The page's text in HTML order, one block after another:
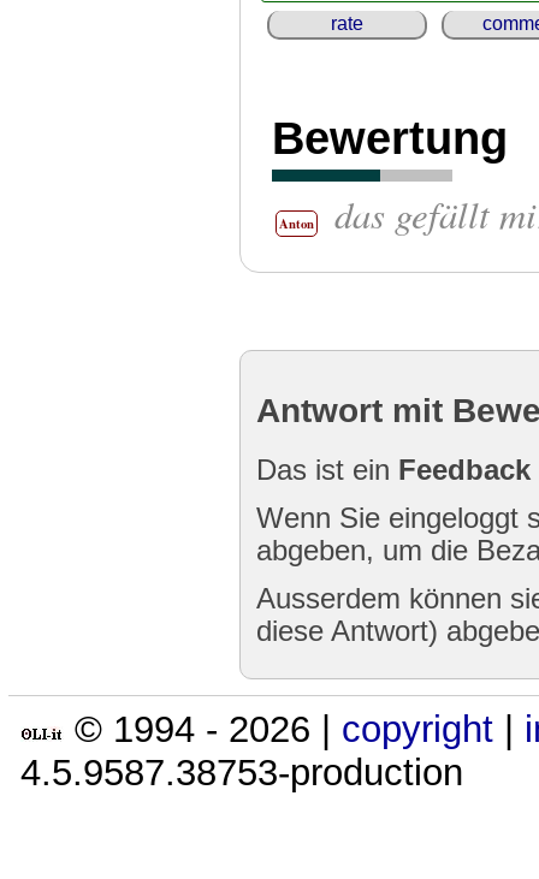
rate
Bewertung
Anton das gefällt
Antwort mit
Das ist ein Feedback
Wenn Sie eingeloggt
abgeben, um die
Ausserdem können
diese Antwort)
© 1994 - 2026 copyright
4.5.9587.38753-production